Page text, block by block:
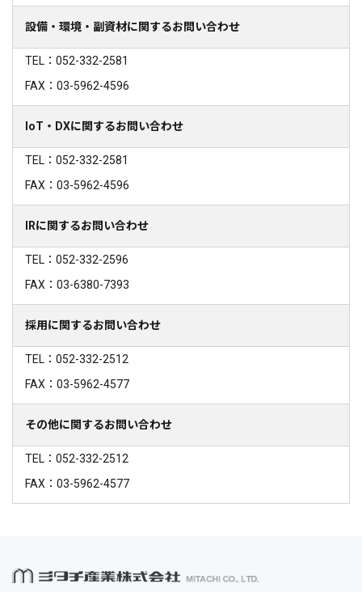
設備・環境・副資材に関するお問い合わせ
TEL：052-332-2581
FAX：03-5962-4596
IoT・DXに関するお問い合わせ
TEL：052-332-2581
FAX：03-5962-4596
IRに関するお問い合わせ
TEL：052-332-2596
FAX：03-6380-7393
採用に関するお問い合わせ
TEL：052-332-2512
FAX：03-5962-4577
その他に関するお問い合わせ
TEL：052-332-2512
FAX：03-5962-4577